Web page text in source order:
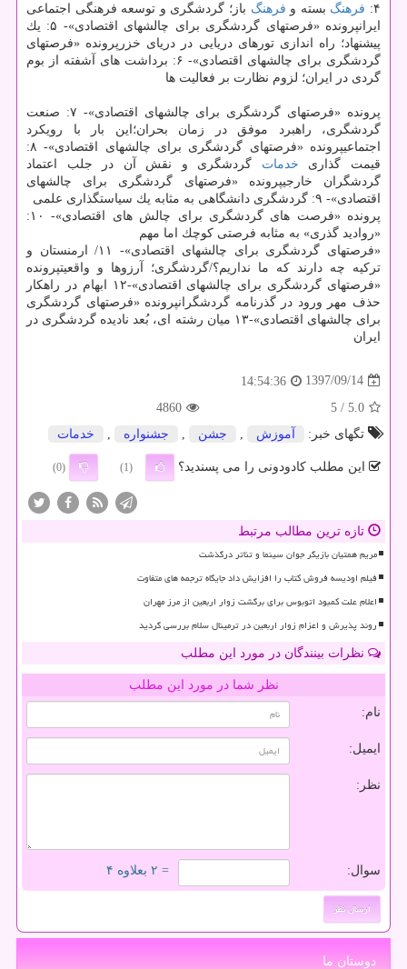
۴:
فرهنگ بسته و فرهنگ باز؛ گردشگری و توسعه فرهنگی اجتماعی
ایرانپرونده «فرصتهای گردشگری برای چالشهای اقتصادی»- ۵: یك
پیشنهاد؛ راه اندازی تورهای دریایی در دریای خزرپرونده «فرصتهای
گردشگری برای چالشهای اقتصادی»- ۶: برداشت های آشفته از بوم
گردی در ایران؛ لزوم نظارت بر فعالیت ها
پرونده «فرصتهای گردشگری برای چالشهای اقتصادی»- ۷: صنعت
گردشگری، راهبرد موفق در زمان بحران؛این بار با رویكرد
اجتماعیپرونده «فرصتهای گردشگری برای چالشهای اقتصادی»- ۸:
قیمت گذاری خدمات گردشگری و نقش آن در جلب اعتماد
گردشگران خارجیپرونده «فرصتهای گردشگری برای چالشهای
اقتصادی»- ۹: گردشگری دانشگاهی به مثابه یك سیاستگذاری علمی
پرونده «فرصت های گردشگری برای چالش های اقتصادی»- ۱۰:
«روادید گذری» به مثابه فرصتی كوچك اما مهم
«فرصتهای گردشگری برای چالشهای اقتصادی»- ۱۱/ ارمنستان و
تركیه چه دارند كه ما نداریم؟/گردشگری؛ آرزوها و واقعیتپرونده
«فرصتهای گردشگری برای چالشهای اقتصادی»-۱۲ ابهام در راهكار
حذف مهر ورود در گذرنامه گردشگرانپرونده «فرصتهای گردشگری
برای چالشهای اقتصادی»-۱۳ میان رشته ای، بُعد نادیده گردشگری در
ایران
1397/09/14
14:54:36
5.0
/ 5
4860
تگهای خبر:
آموزش جشن جشنواره خدمات
این مطلب کادودونی را می پسندید؟ (1)
(0)
تازه ترین مطالب مرتبط
مریم همتیان بازیگر جوان سینما و تئاتر درگذشت
فیلم اودیسه فروش کتاب را افزایش داد جایگاه ترجمه های متفاوت
اعلام علت کمبود اتوبوس برای برگشت زوار اربعین از مرز مهران
روند پذیرش و اعزام زوار اربعین در ترمینال سلام بررسی گردید
نظرات بینندگان در مورد این مطلب
نظر شما در مورد این مطلب
نام:
ایمیل:
نظر:
سوال: = ۲ بعلاوه ۴
دوستان ما